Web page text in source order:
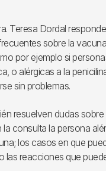
Teresa Dordal
sobre la
por ejemplo si
o alérgicas a la
sin problemas.
resuelven dudas
la consulta la persona
los casos en que
las reacciones que